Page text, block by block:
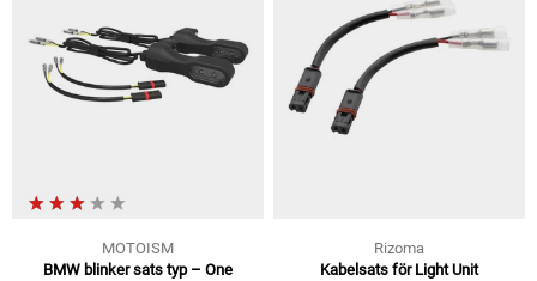
MOTOISM
BMW blinker sats typ – One
Rizoma
Kabelsats för Light Unit